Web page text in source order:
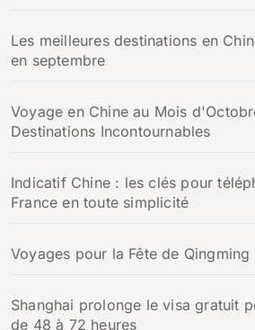
Les meilleures destinations en
en septembre
Voyage en Chine au Mois
Destinations Incontournables
Indicatif Chine : les clés pour
France en toute simplicité
Voyages pour la Fête de Qingming
Shanghai prolonge le visa gratuit
de 48 à 72 heures